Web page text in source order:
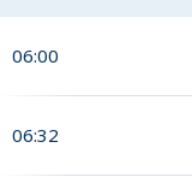
06:00
06:32